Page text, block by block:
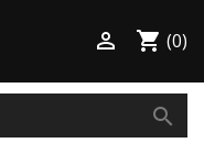
shopping_cart (0)

search